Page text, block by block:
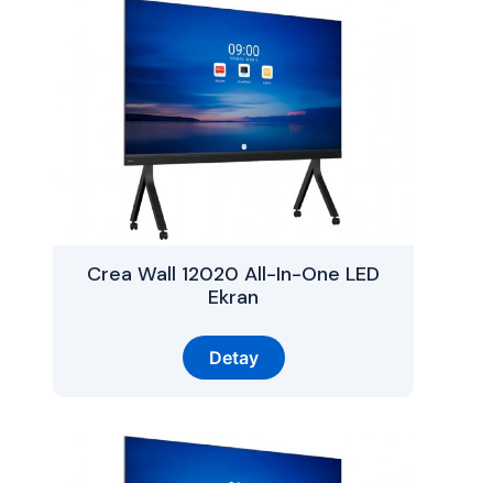
Crea Wall 12020 All-In-One LED
Ekran
Detay